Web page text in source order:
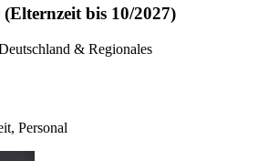
bis 10/2027)
& Regionales
Personal